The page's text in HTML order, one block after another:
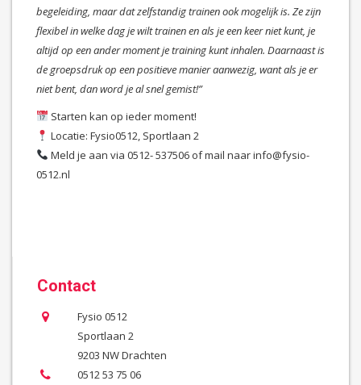
begeleiding, maar dat zelfstandig trainen ook mogelijk is. Ze zijn
flexibel in welke dag je wilt trainen en als je een keer niet kunt, je
altijd op een ander moment je training kunt inhalen. Daarnaast is
de groepsdruk op een positieve manier aanwezig, want als je er
niet bent, dan word je al snel gemist!”
Starten kan op ieder moment!
Locatie: Fysio0512, Sportlaan 2
Meld je aan via 0512- 537506 of mail naar info@fysio-
0512.nl
Contact
Fysio 0512
Sportlaan 2
9203 NW Drachten
0512 53 75 06